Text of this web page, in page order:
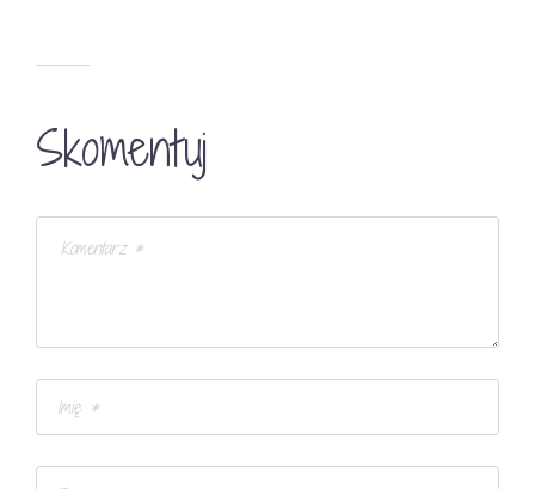
Skomentuj